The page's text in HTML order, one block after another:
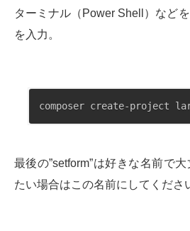
ターミナル（Power Shell）など
を入力。
composer create-project
最後の”setform”は好きな名前で
たい場合はこの名前にしてくださ